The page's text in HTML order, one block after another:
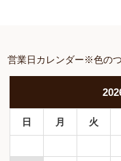
営業日カレンダー※色の
日 月 火